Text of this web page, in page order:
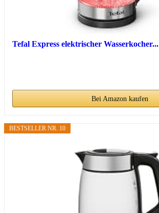
Tefal Express elektrischer Wasserkocher...
Bei Amazon kaufen
BESTSELLER NR. 10